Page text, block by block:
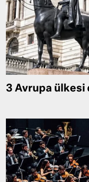
3 Avrupa ülkesi